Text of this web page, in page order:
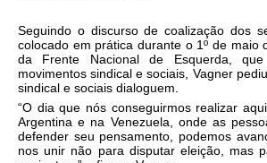
Seguindo o discurso de coalização dos
colocado em prática durante o 1º de maio
da Frente Nacional de Esquerda, que
movimentos sindical e sociais, Vagner
sindical e sociais dialoguem.
“O dia que nós conseguirmos realizar
Argentina e na Venezuela, onde as
defender seu pensamento, podemos
nos unir não para disputar eleição, mas